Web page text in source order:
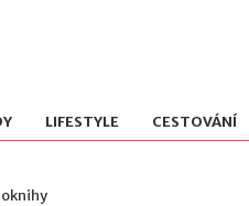
LIFESTYLE CESTOVÁNÍ